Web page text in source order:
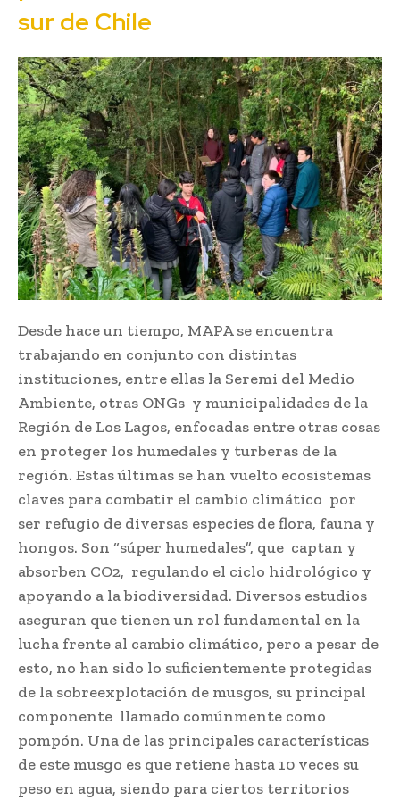
sur de Chile
Desde hace un tiempo, MAPA se encuentra
trabajando en conjunto con distintas
instituciones, entre ellas la Seremi del Medio
Ambiente, otras ONGs y municipalidades de la
Región de Los Lagos, enfocadas entre otras cosas
en proteger los humedales y turberas de la
región. Estas últimas se han vuelto ecosistemas
claves para combatir el cambio climático por
ser refugio de diversas especies de flora, fauna y
hongos. Son “súper humedales”, que captan y
absorben CO2, regulando el ciclo hidrológico y
apoyando a la biodiversidad. Diversos estudios
aseguran que tienen un rol fundamental en la
lucha frente al cambio climático, pero a pesar de
esto, no han sido lo suficientemente protegidas
de la sobreexplotación de musgos, su principal
componente llamado comúnmente como
pompón. Una de las principales características
de este musgo es que retiene hasta 10 veces su
peso en agua, siendo para ciertos territorios